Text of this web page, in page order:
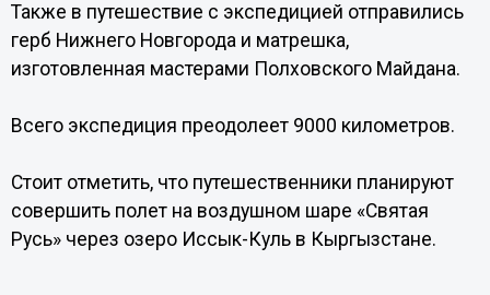
Также в путешествие с экспедицией отправились
герб Нижнего Новгорода и матрешка,
изготовленная мастерами Полховского Майдана.
Всего экспедиция преодолеет 9000 километров.
Стоит отметить, что путешественники планируют
совершить полет на воздушном шаре «Святая
Русь» через озеро Иссык-Куль в Кыргызстане.